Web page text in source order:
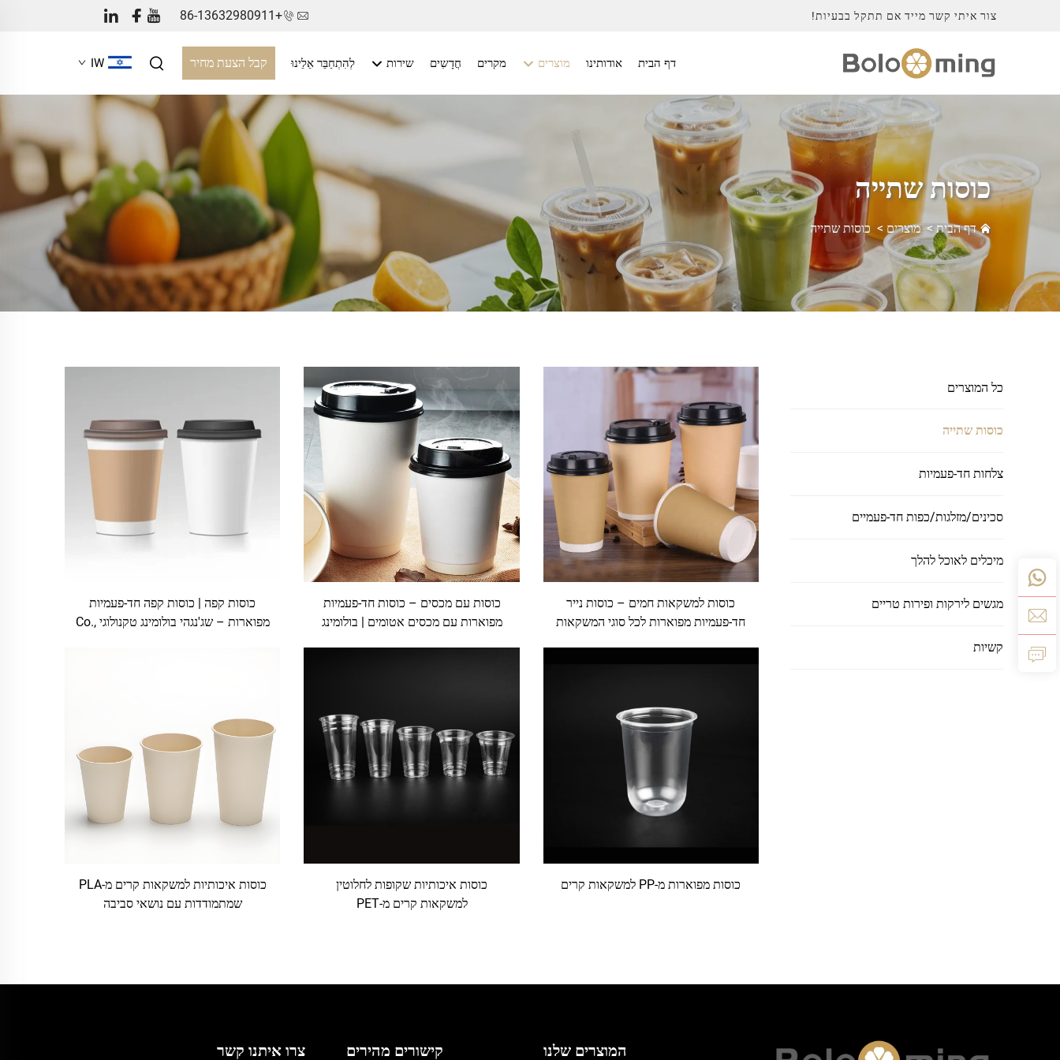
צור איתי קשר מייד אם תתקל בבעיות! +86-13632980911
דף הבית אודותינו מוצרים מקרים חֲדָשִים שירות לְהִתְחַבֵּר אֵלֵינוּ קבל הצעת מחיר IW
כוסות שתייה
דף הבית>מוצרים > כוסות שתייה
כל המוצרים
כוסות שתייה
צלחות חד-פעמיות
סכינים/מזלגות/כפות חד-פעמיים
מיכלים לאוכל להלך
מגשים לירקות ופירות טריים
קשיות
כוסות למשקאות חמים – כוסות נייר
חד-פעמיות מפוארות לכל סוגי המשקאות
כוסות עם מכסים – כוסות חד-פעמיות
מפוארות עם מכסים אטומים | בולומינג
כוסות קפה | כוסות קפה חד-פעמיות
מפוארות – שג'נגהי בולומינג טקנולוגי Co.,
כוסות מפוארות מ-PP למשקאות קרים
כוסות איכותיות שקופות לחלוטין
למשקאות קרים מ-PET
כוסות איכותיות למשקאות קרים מ-PLA
שמתמודדות עם נושאי סביבה
המוצרים שלנו קישורים מהירים צרו איתנו קשר